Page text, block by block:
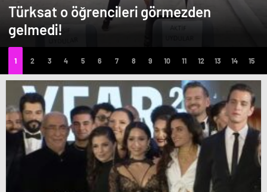
Türksat o öğrencileri görmezden
gelmedi!